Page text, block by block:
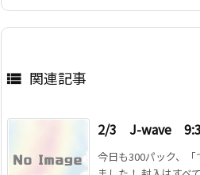
 関連記事
2/3 J-wave
今日も300パック、